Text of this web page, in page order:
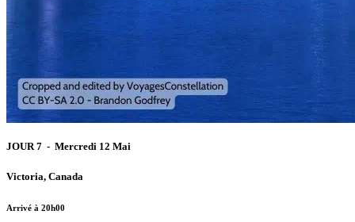
JOUR 7 - Mercredi 12 Mai
Victoria, Canada
Arrivé à 20h00